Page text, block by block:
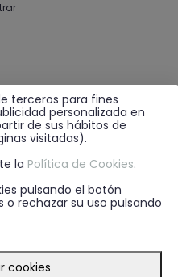
: lunares, anclas, flores,
Newsletter
y promociones por
terceros para fines
personalizada en
de sus hábitos de
visitadas).
la Política de Cookies.
pulsando el botón
rechazar su uso pulsando
cookies